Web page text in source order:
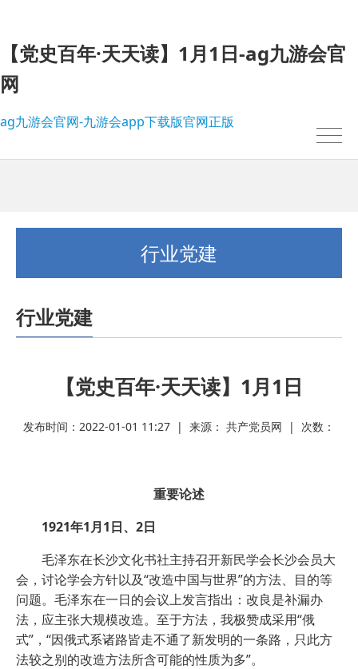
【党史百年·天天读】1月1日-ag九游会官
网
ag九游会官网-九游会app下载版官网正版
行业党建
行业党建
【党史百年·天天读】1月1日
发布时间：2022-01-01 11:27 | 来源： 共产党员网 | 次数：
重要论述
1921年1月1日、2日
毛泽东在长沙文化书社主持召开新民学会长沙会员大
会，讨论学会方针以及“改造中国与世界”的方法、目的等
问题。毛泽东在一日的会议上发言指出：改良是补漏办
法，应主张大规模改造。至于方法，我极赞成采用“俄
式”，“因俄式系诸路皆走不通了新发明的一条路，只此方
法较之别的改造方法所含可能的性质为多”。